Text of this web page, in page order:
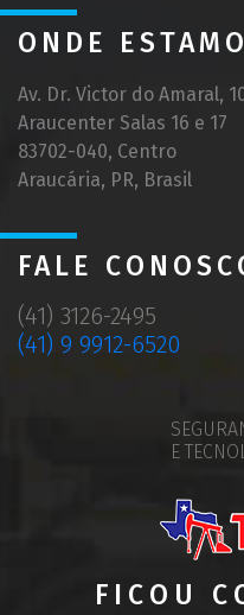
ONDE
Av. Dr. Victor do Amaral,
Araucenter Salas 16 e 17
83702-040, Centro
Araucária, PR, Brasil
FALE
(41) 3126-2495
(41) 9 9912-6520
E
FICOU